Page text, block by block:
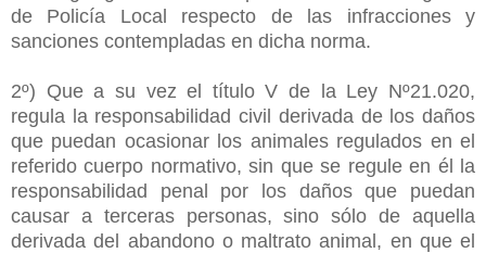
de Policía Local respecto de las infracciones y
sanciones contempladas en dicha norma.
2º) Que a su vez el título V de la Ley Nº21.020,
regula la responsabilidad civil derivada de los daños
que puedan ocasionar los animales regulados en el
referido cuerpo normativo, sin que se regule en él la
responsabilidad penal por los daños que puedan
causar a terceras personas, sino sólo de aquella
derivada del abandono o maltrato animal, en que el